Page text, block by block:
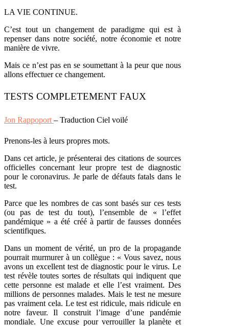
LA VIE CONTINUE.
C’est tout un changement de paradigme qui est à
repenser dans notre société, notre économie et notre
manière de vivre.
Mais ce n’est pas en se soumettant à la peur que nous
allons effectuer ce changement.
TESTS COMPLETEMENT FAUX
Jon Rappoport – Traduction Ciel voilé
Prenons-les à leurs propres mots.
Dans cet article, je présenterai des citations de sources
officielles concernant leur propre test de diagnostic
pour le coronavirus. Je parle de défauts fatals dans le
test.
Parce que les nombres de cas sont basés sur ces tests
(ou pas de test du tout), l’ensemble de « l’effet
pandémique » a été créé à partir de fausses données
scientifiques.
Dans un moment de vérité, un pro de la propagande
pourrait murmurer à un collègue : « Vous savez, nous
avons un excellent test de diagnostic pour le virus. Le
test révèle toutes sortes de résultats qui indiquent que
cette personne est malade et elle l’est vraiment. Des
millions de personnes malades. Mais le test ne mesure
pas vraiment cela. Le test est ridicule, mais ridicule en
notre faveur. Il construit l’image d’une pandémie
mondiale. Une excuse pour verrouiller la planète et